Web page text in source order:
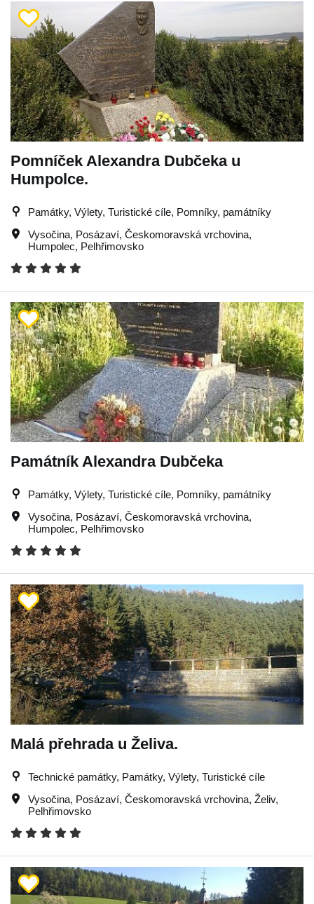
Pomníček Alexandra Dubčeka u
Humpolce.
Památky, Výlety, Turistické cíle, Pomníky, památníky
Vysočina, Posázaví, Českomoravská vrchovina,
Humpolec, Pelhřimovsko
Památník Alexandra Dubčeka
Památky, Výlety, Turistické cíle, Pomníky, památníky
Vysočina, Posázaví, Českomoravská vrchovina,
Humpolec, Pelhřimovsko
Malá přehrada u Želiva.
Technické památky, Památky, Výlety, Turistické cíle
Vysočina, Posázaví, Českomoravská vrchovina, Želiv,
Pelhřimovsko